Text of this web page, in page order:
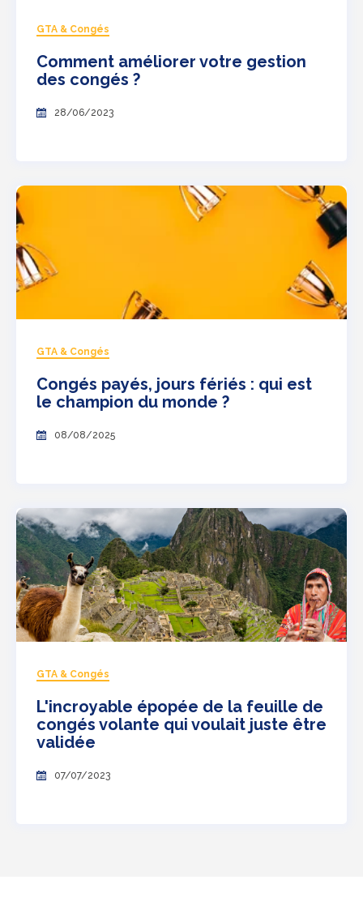
GTA & Congés
Comment améliorer votre gestion
des congés ?
28/06/2023
GTA & Congés
Congés payés, jours fériés : qui est
le champion du monde ?
08/08/2025
GTA & Congés
L'incroyable épopée de la feuille de
congés volante qui voulait juste être
validée
07/07/2023